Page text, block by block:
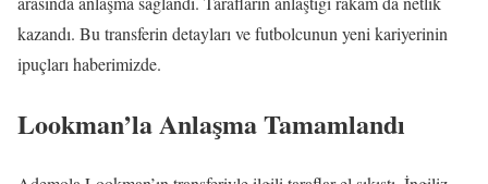
kazandı. Bu transferin detayları ve futbolcunun yeni kariyerinin
ipuçları haberimizde.
Lookman’la Anlaşma Tamamlandı